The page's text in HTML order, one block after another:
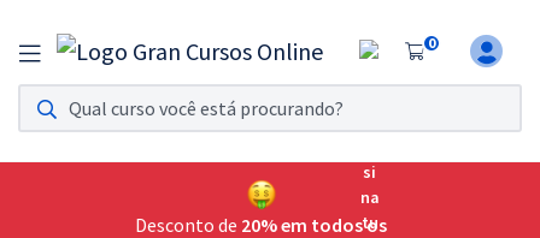
0
Assinatura Ilimitada 11
Acesso a todos os cursos. Teste grátis por 7 dias!
Assinatura OAB Até Passar
Acesso ilimitado a toda preparação para o Exame da
Desconto de 20% em todos os